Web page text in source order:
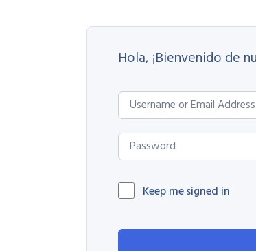
Hola, ¡Bienvenido de
Keep me signed in